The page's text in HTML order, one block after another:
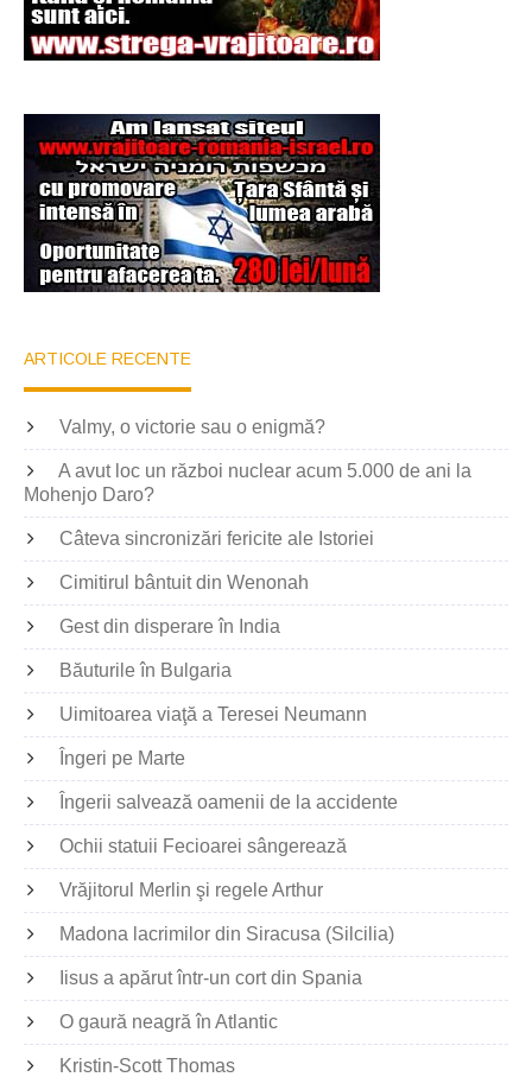
ARTICOLE RECENTE
Valmy, o victorie sau o enigmă?
A avut loc un război nuclear acum 5.000 de ani la
Mohenjo Daro?
Câteva sincronizări fericite ale Istoriei
Cimitirul bântuit din Wenonah
Gest din disperare în India
Băuturile în Bulgaria
Uimitoarea viaţă a Teresei Neumann
Îngeri pe Marte
Îngerii salvează oamenii de la accidente
Ochii statuii Fecioarei sângerează
Vrăjitorul Merlin şi regele Arthur
Madona lacrimilor din Siracusa (Silcilia)
Iisus a apărut într-un cort din Spania
O gaură neagră în Atlantic
Kristin-Scott Thomas